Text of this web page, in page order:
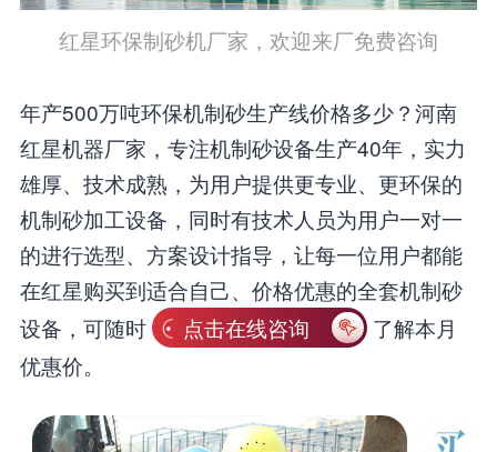
红星环保制砂机厂家，欢迎来厂免费咨询
年产500万吨环保机制砂生产线价格多少？河南
红星机器厂家，专注机制砂设备生产40年，实力
雄厚、技术成熟，为用户提供更专业、更环保的
机制砂加工设备，同时有技术人员为用户一对一
的进行选型、方案设计指导，让每一位用户都能
在红星购买到适合自己、价格优惠的全套机制砂
设备，可随时
点击在线咨询
了解本月
优惠价。